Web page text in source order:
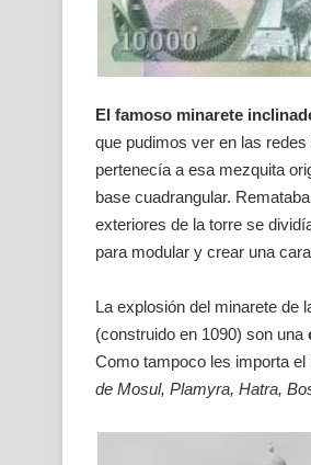
El famoso minarete
que pudimos ver en las
pertenecía a esa mezquita
base cuadrangular.
exteriores de la torre se
para modular y crear una
La explosión del minarete de
(construido en 1090) son una
Como tampoco les importa
de Mosul, Plamyra, Hatra,